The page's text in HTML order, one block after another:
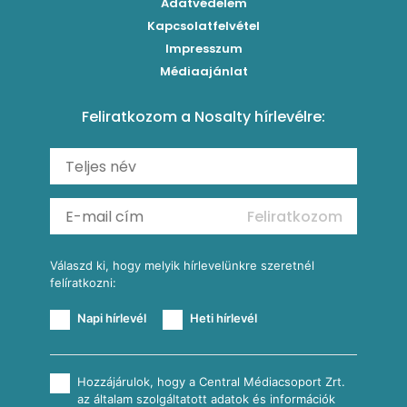
Carbonara
Szaftos paprikás csirke
Shakshuka
Ratatouille
Kukoricás-újhagymás lepény
Mexikói húsleves kukorica salsával
Almás-kéksajtos kukoricasaláta
Köretek
Reggeli receptek
Kapcsolatfelvétel
Impresszum
Médiaajánlat
Feliratkozom a Nosalty hírlevélre:
Feliratkozom
Válaszd ki, hogy melyik hírlevelünkre szeretnél
felíratkozni:
Napi hírlevél Heti hírlevél
Hozzájárulok, hogy a Central Médiacsoport Zrt.
az általam szolgáltatott adatok és információk